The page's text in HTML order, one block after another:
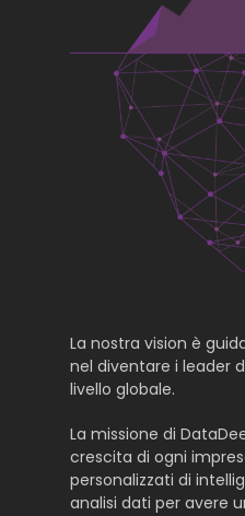
La nostra vision è
nel diventare i leader
livello globale.
La missione di
crescita di ogni
personalizzati di
analisi dati per avere